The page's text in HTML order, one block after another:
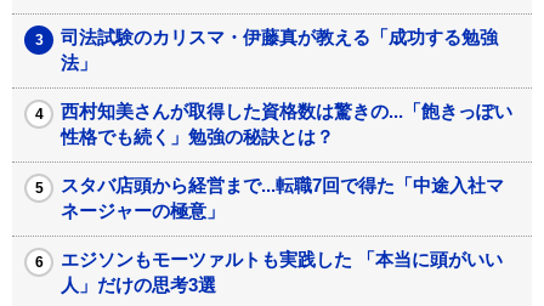
司法試験のカリスマ・伊藤真が教える「成功する勉強
法」
西村知美さんが取得した資格数は驚きの...「飽きっぽい
性格でも続く」勉強の秘訣とは？
スタバ店頭から経営まで...転職7回で得た「中途入社マ
ネージャーの極意」
エジソンもモーツァルトも実践した 「本当に頭がいい
人」だけの思考3選